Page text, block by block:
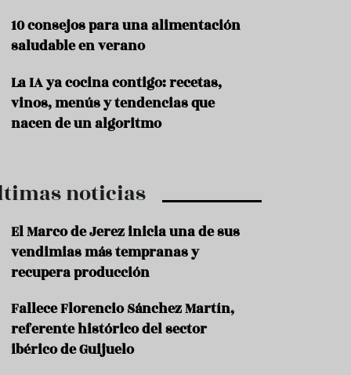
u
d
o
d
o
n
10 consejos para una alimentación
saludable en verano
La IA ya cocina contigo: recetas,
vinos, menús y tendencias que
nacen de un algoritmo
noticias
El Marco de Jerez inicia una de sus
vendimias más tempranas y
recupera producción
Fallece Florencio Sánchez Martín,
referente histórico del sector
ibérico de Guijuelo